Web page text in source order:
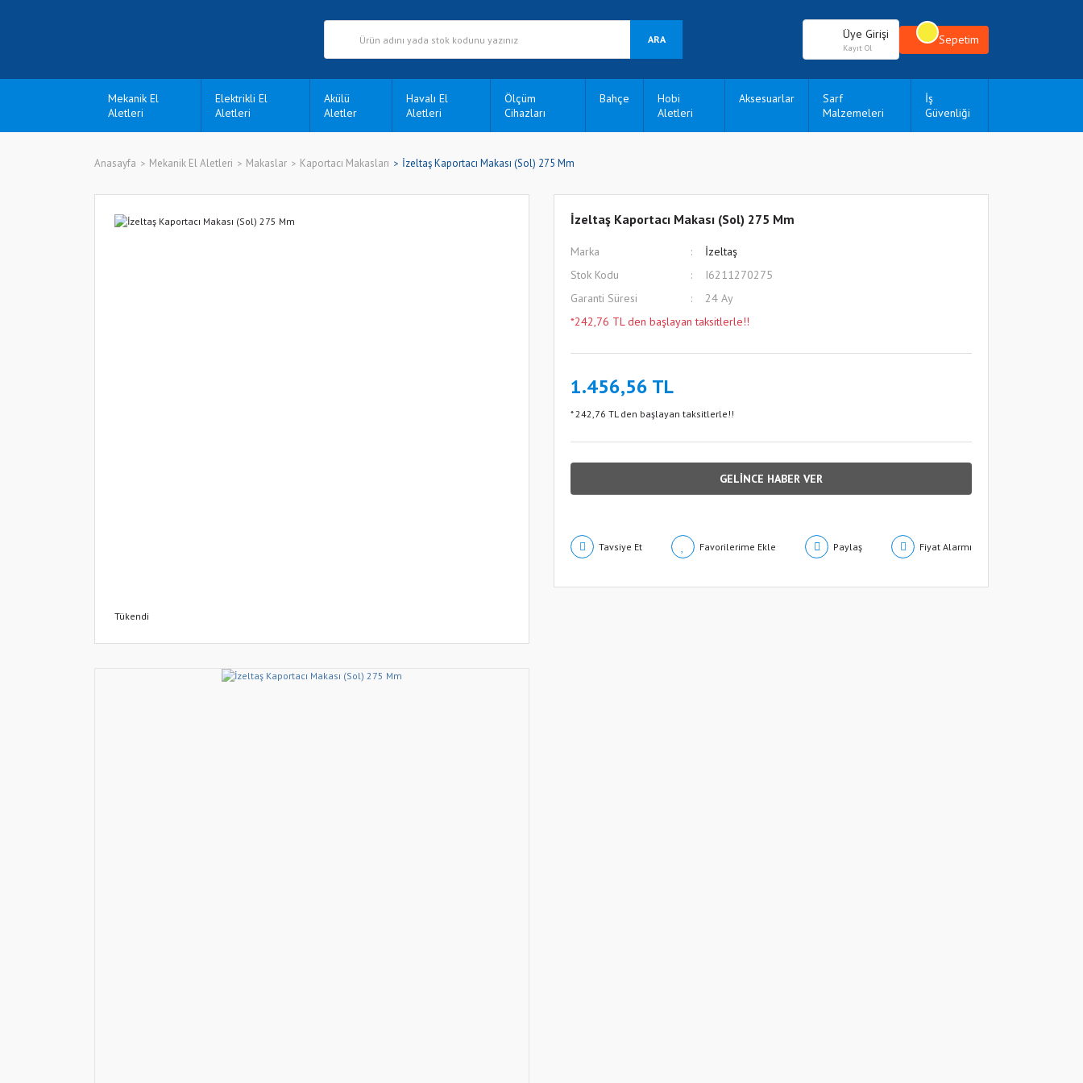
ARA Üye Girişi
Kayıt Ol
Sepetim
Mekanik El
Aletleri
Elektrikli El
Aletleri
Akülü
Aletler
Havalı El
Aletleri
Ölçüm
Cihazları
Bahçe
Hobi
Aletleri
Aksesuarlar
Sarf
Malzemeleri
İş
Güvenliği
Anasayfa Mekanik El Aletleri Makaslar Kaportacı Makasları İzeltaş Kaportacı Makası (Sol) 275 Mm
Tükendi
İzeltaş Kaportacı Makası (Sol) 275 Mm
Marka
İzeltaş
Stok Kodu
I6211270275
Garanti Süresi
24 Ay
*242,76 TL den başlayan taksitlerle!!
1.456,56 TL
* 242,76 TL den başlayan taksitlerle!!
GELİNCE HABER VER
Tavsiye Et Paylaş Fiyat Alarmı